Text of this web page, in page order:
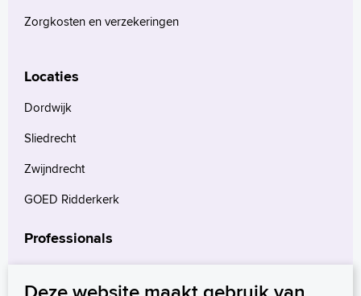
Zorgkosten en verzekeringen
Locaties
Dordwijk
Sliedrecht
Zwijndrecht
GOED Ridderkerk
Professionals
Verwijzers